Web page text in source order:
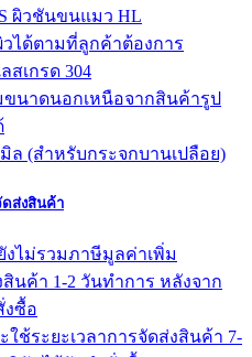
ผิวชันขนแมว HL
ได้ตามที่ลูกค้าต้องการ
สเกรด 304
นาดนอกเหนือจากสินค้ารูป
มิล (สำหรับกระจกบานเปลือย)
ดส่งสินค้า
ไม่รวมภาษีมูลค่าเพิ่ม
สินค้า 1-2 วันทำการ หลังจาก
งซื้อ
ใช้ระยะเวลาการจัดส่งสินค้า 7-